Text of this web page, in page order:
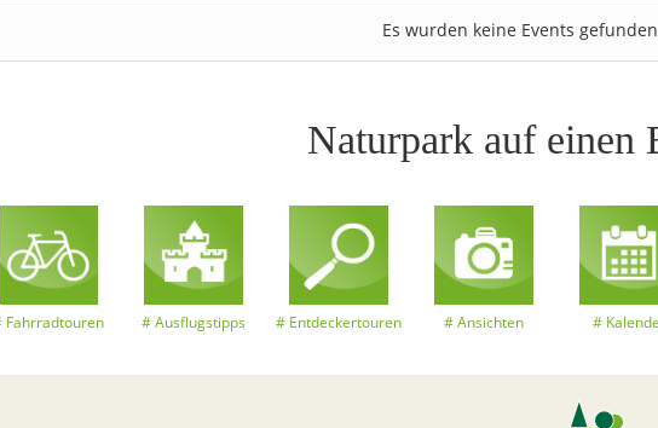
Es wurden keine Events gefunden
Naturpark auf einen
Fahrradtouren Ausflugstipps Entdeckertouren Ansichten